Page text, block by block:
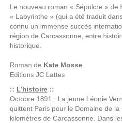
Le nouveau roman « Sépulcre » de
« Labyrinthe » (qui a été traduit
connu un immense succès
région de Carcassonne, entre
historique.
Roman de Kate Mosse
Editions JC Lattes
:: L’histoire ::
Octobre 1891 : La jeune Léonie
quittent Paris pour le Domaine de
kilomètres de Carcassonne. Dans